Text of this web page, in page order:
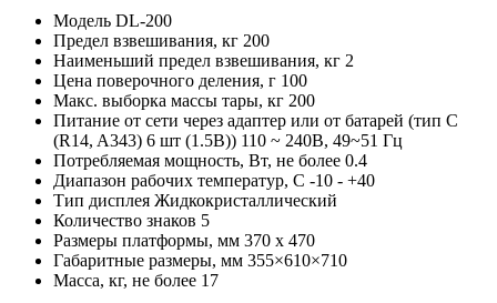
Модель DL-200
Предел взвешивания, кг 200
Наименьший предел взвешивания, кг 2
Цена поверочного деления, г 100
Макс. выборка массы тары, кг 200
Питание от сети через адаптер или от батарей (тип С
(R14, A343) 6 шт (1.5В)) 110 ~ 240В, 49~51 Гц
Потребляемая мощность, Вт, не более 0.4
Диапазон рабочих температур, С -10 - +40
Тип дисплея Жидкокристаллический
Количество знаков 5
Размеры платформы, мм 370 x 470
Габаритные размеры, мм 355×610×710
Масса, кг, не более 17